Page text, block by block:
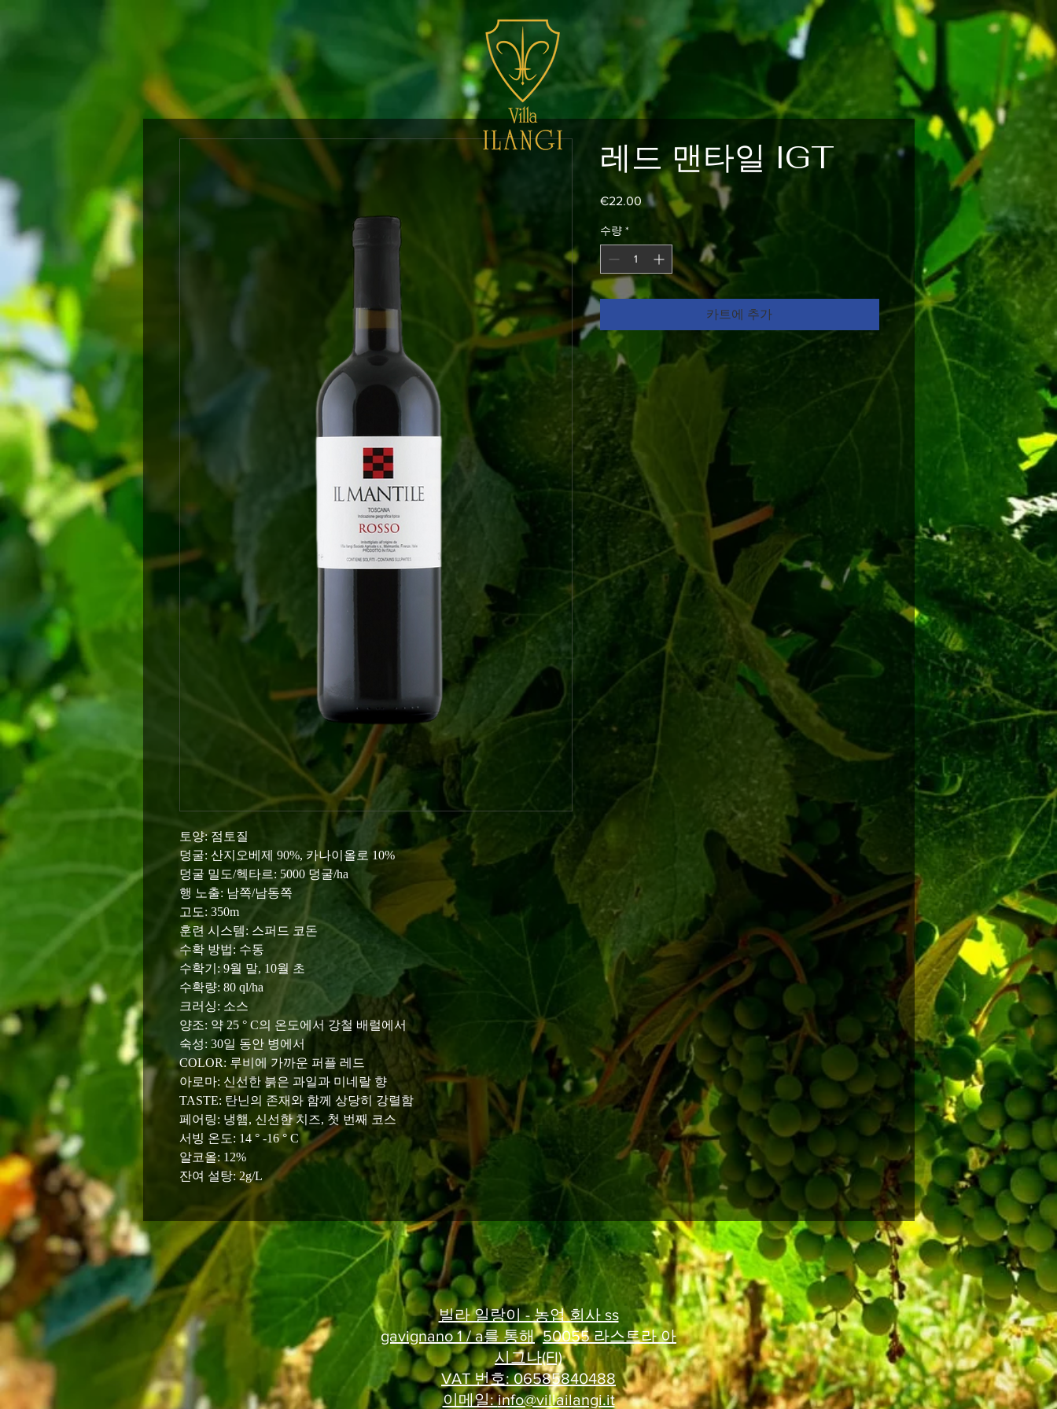
토양: 점토질
덩굴: 산지오베제 90%, 카나이올로 10%
덩굴 밀도/헥타르: 5000 덩굴/ha
행 노출: 남쪽/남동쪽
고도: 350m
훈련 시스템: 스퍼드 코돈
수확 방법: 수동
수확기: 9월 말, 10월 초
수확량: 80 ql/ha
크러싱: 소스
양조: 약 25 ° C의 온도에서 강철 배럴에서
숙성: 30일 동안 병에서
COLOR: 루비에 가까운 퍼플 레드
아로마: 신선한 붉은 과일과 미네랄 향
TASTE: 탄닌의 존재와 함께 상당히 강렬함
페어링: 냉햄, 신선한 치즈, 첫 번째 코스
서빙 온도: 14 ° -16 ° C
알코올: 12%
잔여 설탕: 2g/L
레드 맨타일 IGT
€22.00가
수량 *
카트에 추가
빌라 일랑이 - 농업 회사 ss
gavignano 1 / a를 통해 50055 라스트라 아
시그나(FI)
VAT 번호: 06585840488
이메일:info@villailangi.it